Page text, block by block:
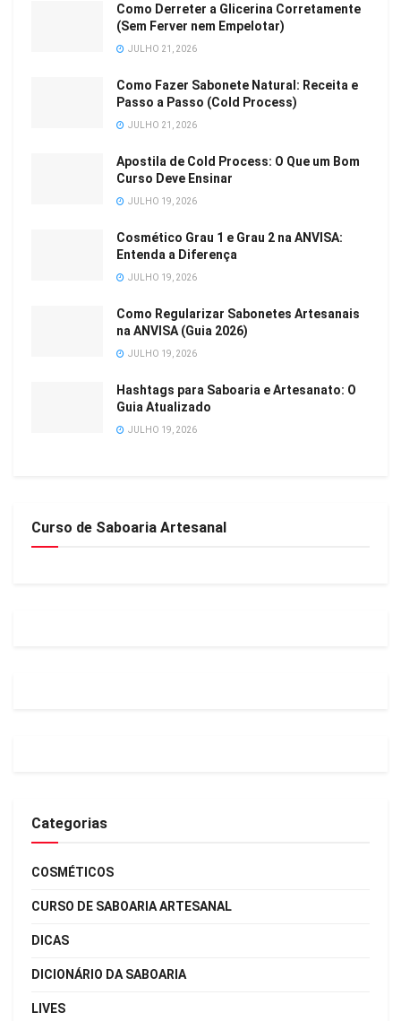
Como Derreter a Glicerina Corretamente
(Sem Ferver nem Empelotar)
JULHO 21, 2026
Como Fazer Sabonete Natural: Receita e
Passo a Passo (Cold Process)
JULHO 21, 2026
Apostila de Cold Process: O Que um Bom
Curso Deve Ensinar
JULHO 19, 2026
Cosmético Grau 1 e Grau 2 na ANVISA:
Entenda a Diferença
JULHO 19, 2026
Como Regularizar Sabonetes Artesanais
na ANVISA (Guia 2026)
JULHO 19, 2026
Hashtags para Saboaria e Artesanato: O
Guia Atualizado
JULHO 19, 2026
Curso de Saboaria Artesanal
Categorias
COSMÉTICOS
CURSO DE SABOARIA ARTESANAL
DICAS
DICIONÁRIO DA SABOARIA
LIVES